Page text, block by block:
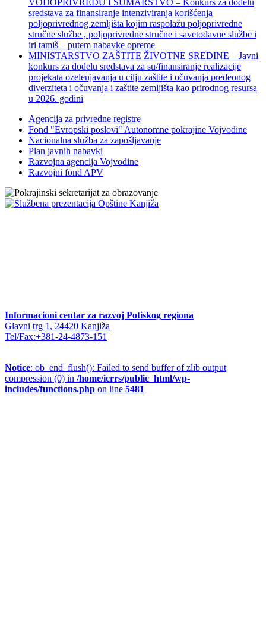
sredstava za finansiranje intenziviranja korišćenja
poljoprivrednog zemljišta kojim raspolažu poljoprivredne
stručne službe , poljoprivredne stručne i savetodavne službe i
iri tamiš ‒ putem nabavke opreme
MINISTARSTVO ZAŠTITE ŽIVOTNE SREDINE – Javni
konkurs za dodelu sredstava za su/finansiranje realizacije
projekata ozelenjavanja u cilju zaštite i očuvanja predeonog
diverziteta i očuvanja i zaštite zemljišta kao prirodnog resursa
u 2026. godini
Agencija za privredne registre
Fond "Evropski poslovi" Autonomne pokrajine Vojvodine
Nacionalna služba za zapošljavanje
Plan javnih nabavki
Razvojna agencija Vojvodine
Razvojni fond APV
Informacioni centar za razvoj Potiskog regiona
Glavni trg 1, 24420 Kanjiža
Tel/Fax:+381-24-4873-151
Notice: ob_end_flush(): Failed to send buffer of zlib output
compression (0) in /home/icrrs/public_html/wp-
includes/functions.php on line 5481